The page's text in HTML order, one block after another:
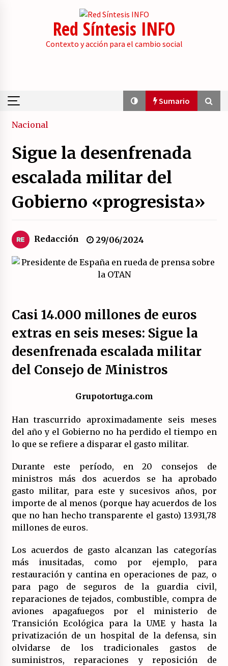
Red Síntesis INFO
Contexto y acción para el cambio social
Sumario
Sumario
El embrión de una duda en la base de Podemos.
23/07/2026
IU de Asturias propone un “rearme ético” que
no es de izquierdas.
español.
23/07/2026
21/07/2026
Movilización social contra los presupuestos
derechistas de la Generalitat Valenciana.
21/07/2026
políticos.
¿Por qué la formación a la militancia comunista
del PCE no es marxista leninista?
¿Por qué la «unidad de las izquierdas» es un
callejón sin salida?
19/07/2026
Polarizada y movilizada, la ciudadanía no se
19/07/2026
Llamamiento por el 18 julio del Encuentro
Estatal por la República.
17/07/2026
La OTAN acelera la militarización industrial
con un nuevo modelo de producción
permanente.
16/07/2026
Nacional
Sigue la desenfrenada
escalada militar del
Gobierno «progresista»
Redacción 29/06/2024
Casi 14.000 millones de euros
extras en seis meses: Sigue la
desenfrenada escalada militar
del Consejo de Ministros
Grupotortuga.com
Han trascurrido aproximadamente seis meses
del año y el Gobierno no ha perdido el tiempo en
lo que se refiere a disparar el gasto militar.
Durante este período, en 20 consejos de
ministros más dos acuerdos se ha aprobado
gasto militar, para este y sucesivos años, por
importe de al menos (porque hay acuerdos de los
que no han hecho transparente el gasto) 13.931,78
millones de euros.
Los acuerdos de gasto alcanzan las categorías
más inusitadas, como por ejemplo, para
restauración y cantina en operaciones de paz, o
para pago de seguros de la guardia civil,
reparaciones de tejados, combustible, compra de
aviones apagafuegos por el ministerio de
Transición Ecológica para la UME y hasta la
privatización de un hospital de la defensa, sin
olvidarse de los tradicionales gastos de
suministros, reparaciones y reposición de